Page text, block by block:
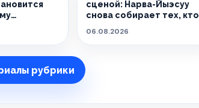
сценой: Нарва-Йыэсуу
снова собирает тех, кто
06.08.2026
рубрики